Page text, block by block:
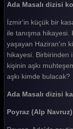
Ada Masalı dizisi
İzmir'in küçük bir
ile tanışma
yaşayan Haziran'ın
hikayesi. Birbirinden
kişinin aşkı
aşkı kimde bulacak?
Ada Masalı dizisi
Poyraz (Alp Navruz)